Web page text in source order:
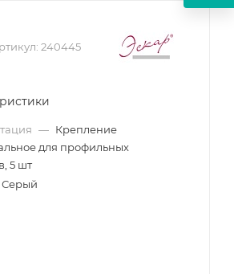
240445
— Крепление
для профильных
5 шт
Серый